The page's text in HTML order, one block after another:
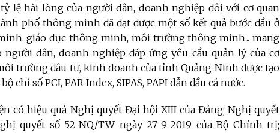
lệ hài lòng của người dân, doanh nghiệp đôi với cơ quan
phố thông minh đã đạt được một số kết quả bước đầu ở
giáo dục thông minh, môi trường thông minh... mang
dân, doanh nghiệp đáp ứng yêu cầu quản lý của cơ
trường đâu tư, kinh doanh của tỉnh Quảng Ninh được tạo
chỉ số PCI, PAR Index, SIPAS, PAPI dẫn đầu cả nước.
có hiệu quả Nghị quyết Đại hội XIII của Đảng; Nghị quyết
quyết số 52-NQ/TW ngày 27-9-2019 của Bộ Chính trị;